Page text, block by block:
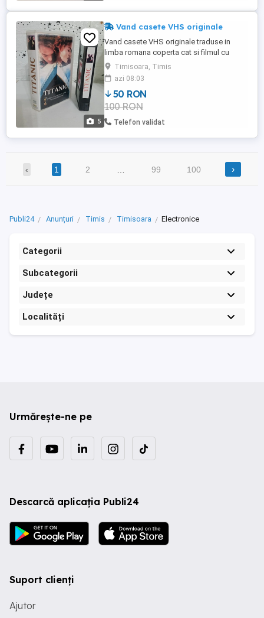
5
Vand casete VHS originale
Vand casete VHS originale traduse in
limba romana coperta cat si filmul cu
subtitrare.casetele sunt in stare buna
starea lor find asa cum se vede in
poza.sunt de colectie.filme de oscar
memorabile.pret pe bucata 50 de lei.pret
fix.mai multe detali la telefon.
Timisoara, Timis
azi 08:03
50 RON
100 RON
Telefon validat
‹ 1 2 99 100 ›
Publi24 Anunțuri Timis Timisoara Electronice
Categorii
Subcategorii
Județe
Localități
Urmărește-ne pe
Descarcă aplicația Publi24
Suport clienți
Ajutor